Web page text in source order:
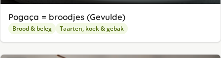
Pogaça = broodjes (Gevulde)
Brood & beleg Taarten, koek & gebak